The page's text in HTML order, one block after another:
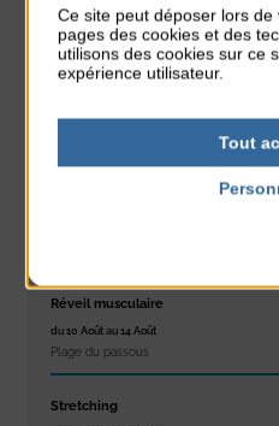
du 9 Août au 9 Août
Place du Général de Gaulle
Réveil musculaire
du 10 Août au 14 Août
Plage du passous
Stretching
Ce site peut déposer lors
pages des cookies et des
utilisons des cookies sur ce
expérience utilisateur.
Tout